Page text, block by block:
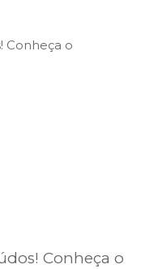
Conheça o
Conheça o